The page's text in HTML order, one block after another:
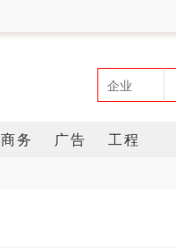
商务 广告 工程